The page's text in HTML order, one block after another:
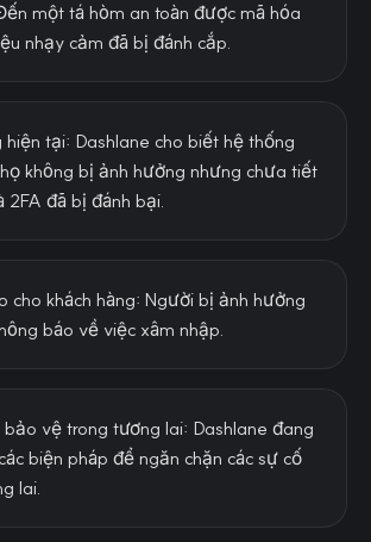
một tá hòm an toàn được mã hóa
nhạy cảm đã bị đánh cắp.
hiện tại: Dashlane cho biết hệ thống
không bị ảnh hưởng nhưng chưa tiết
2FA đã bị đánh bại.
cho khách hàng: Người bị ảnh hưởng
báo về việc xâm nhập.
bảo vệ trong tương lai: Dashlane đang
biện pháp để ngăn chặn các sự cố
lai.